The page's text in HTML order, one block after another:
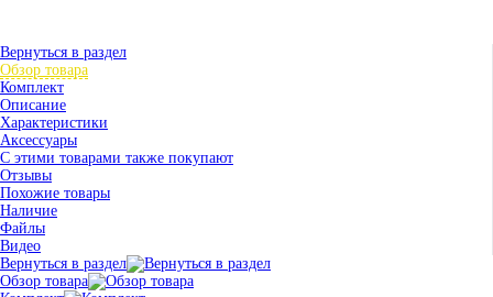
Вернуться в раздел
Обзор товара
Комплект
Описание
Характеристики
Аксессуары
С этими товарами также покупают
Отзывы
Похожие товары
Наличие
Файлы
Видео
Вернуться в раздел
Обзор товара